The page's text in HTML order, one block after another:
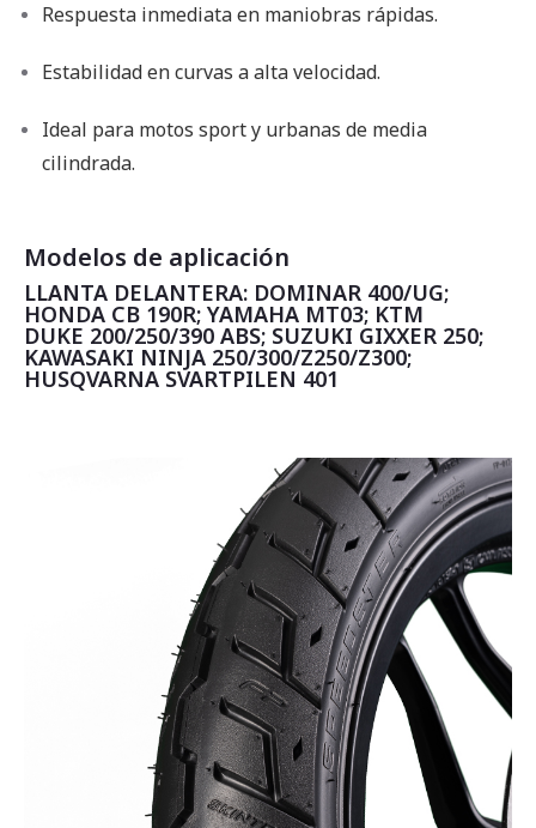
Respuesta inmediata en maniobras rápidas.
Estabilidad en curvas a alta velocidad.
Ideal para motos sport y urbanas de media
cilindrada.
Modelos de aplicación
LLANTA DELANTERA: DOMINAR 400/UG;
HONDA CB 190R; YAMAHA MT03; KTM
DUKE 200/250/390 ABS; SUZUKI GIXXER 250;
KAWASAKI NINJA 250/300/Z250/Z300;
HUSQVARNA SVARTPILEN 401